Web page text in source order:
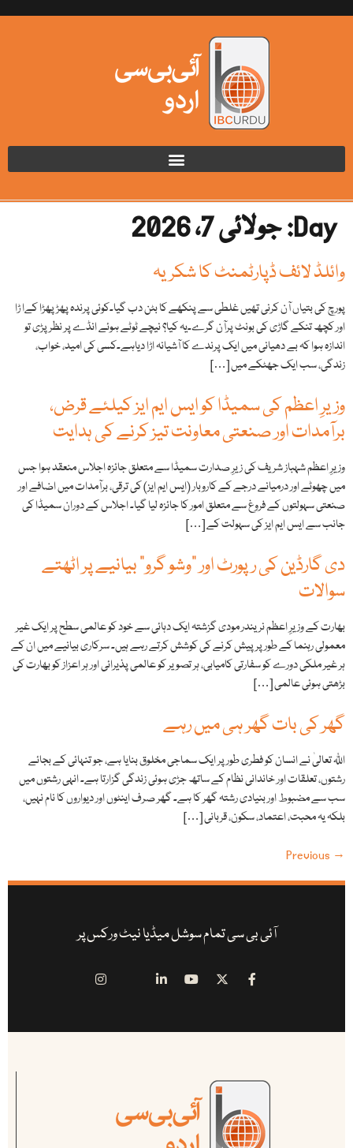
Day: جولائی 7، 2026
وائلڈ لائف ڈپارٹمنٹ کا شکریہ
پورچ کی بتیاں آن کرنی تھیں غلطی سے پنکھے کا بٹن دب گیا۔کوئی پرندہ پھڑ پھڑا کےا ڑا
اور کچھ تنکے گاڑی کی بونٹ پرآن گرے۔یہ کیا؟ نیچے ٹوٹے ہوئے انڈے پر نظر پڑی تو
اندازہ ہوا کہ بے دھیانی میں ایک پرندے کا آشیانہ اڑا دیاہے۔کسی کی امید، خواب،
زندگی، سب ایک جھٹکے میں […]
وزیرِ اعظم کی سمیڈا کو ایس ایم ایز کیلئے قرض،
برآمدات اور صنعتی معاونت تیز کرنے کی ہدایت
وزیرِ اعظم شہباز شریف کی زیرِ صدارت سمیڈا سے متعلق جائزہ اجلاس منعقد ہوا جس
میں چھوٹے اور درمیانے درجے کے کاروبار (ایس ایم ایز) کی ترقی، برآمدات میں اضافے اور
صنعتی سہولتوں کے فروغ سے متعلق امور کا جائزہ لیا گیا۔ اجلاس کے دوران سمیڈا کی
جانب سے ایس ایم ایز کی سہولت کے […]
دی گارڈین کی رپورٹ اور "وشو گرو” بیانیے پر اٹھتے
سوالات
بھارت کے وزیرِ اعظم نریندر مودی گزشتہ ایک دہائی سے خود کو عالمی سطح پر ایک غیر
معمولی رہنما کے طور پر پیش کرنے کی کوشش کرتے رہے ہیں۔ سرکاری بیانیے میں ان کے
ہر غیر ملکی دورے کو سفارتی کامیابی، ہر تصویر کو عالمی پذیرائی اور ہر اعزاز کو بھارت کی
بڑھتی ہوئی عالمی […]
گھر کی بات گھر ہی میں رہے
اللّٰہ تعالیٰ نے انسان کو فطری طور پر ایک سماجی مخلوق بنایا ہے، جو تنہائی کے بجائے
رشتوں، تعلقات اور خاندانی نظام کے ساتھ جڑی ہوئی زندگی گزارتا ہے۔ انہی رشتوں میں
سب سے مضبوط اور بنیادی رشتہ گھر کا ہے۔ گھر صرف اینٹوں اور دیواروں کا نام نہیں،
بلکہ یہ محبت، اعتماد، سکون، قربانی […]
→
آئی بی سی تمام سوشل میڈیا نیٹ ورکس پر